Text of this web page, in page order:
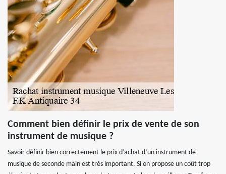
Comment bien définir le prix de vente de son
instrument de musique ?
Savoir définir bien correctement le prix d’achat d’un instrument de
musique de seconde main est très important. Si on propose un coût trop